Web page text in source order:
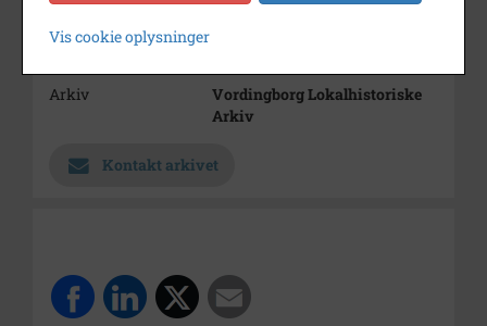
Arkiv
Vordingborg Lokalhistoriske
Arkiv
Kontakt arkivet
Vis cookie oplysninger